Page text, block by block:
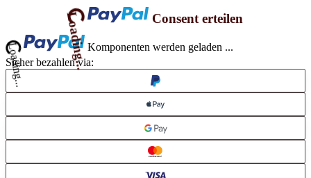
Consent erteilen
Loading...
Komponenten werden geladen ...
Sicher bezahlen via: